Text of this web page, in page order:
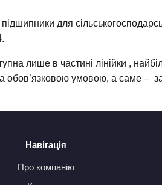
для
лише в частині лінійки ,
обов’язковою умовою, а саме –
Навігація
Про компанію